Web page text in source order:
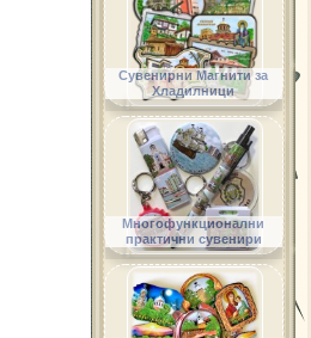
Сувенирни Магнити за
Хладилници
Многофункционални
практични сувенири